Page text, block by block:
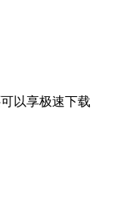
以享极速下载